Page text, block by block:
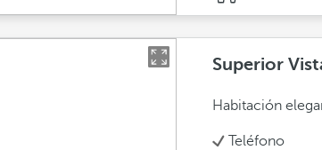
Superior
Habitación
Teléfono